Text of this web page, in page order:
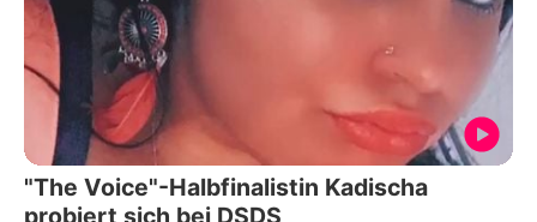
"The Voice"-Halbfinalistin Kadischa